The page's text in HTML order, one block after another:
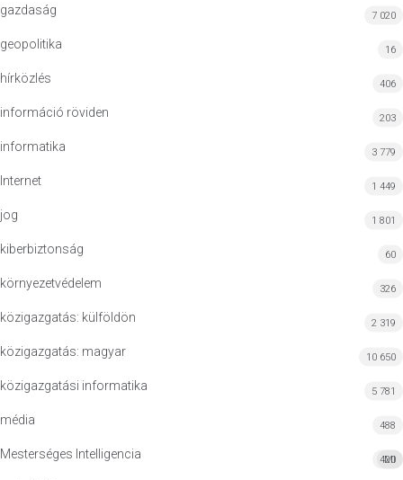
gazdaság 7 020
geopolitika 16
hírközlés 406
információ röviden 203
informatika 3 779
Internet 1 449
jog 1 801
kiberbiztonság 60
környezetvédelem 326
közigazgatás: külföldön 2 319
közigazgatás: magyar 10 650
közigazgatási informatika 5 781
média 488
Mesterséges Intelligencia MI
420